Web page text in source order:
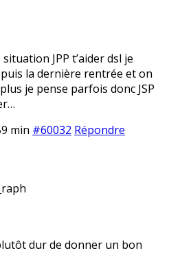
JPP t’aider dsl je
la dernière rentrée et on
je pense parfois donc JSP
min #60032 Répondre
dur de donner un bon